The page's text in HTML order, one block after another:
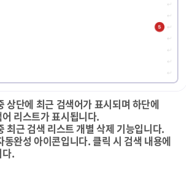
상단에 최근 검색어가 표시되며 하단에
리스트가 표시됩니다.
최근 검색 리스트 개별 삭제 기능입니다.
동완성 아이콘입니다. 클릭 시 검색 내용에
다.